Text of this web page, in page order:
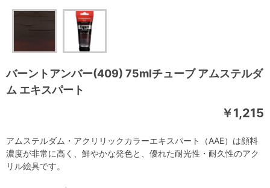
バーントアンバー(409) 75mlチューブ アムステルダ
ム エキスパート
￥1,215
アムステルダム・アクリリックカラーエキスパート（AAE）は顔料
濃度が非常に高く、鮮やかな発色と、優れた耐光性・耐久性のアク
リル絵具です。